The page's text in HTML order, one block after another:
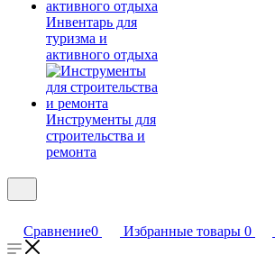
Инвентарь для
туризма и
активного отдыха
Инструменты для
строительства и
ремонта
Сравнение0 Избранные товары 0